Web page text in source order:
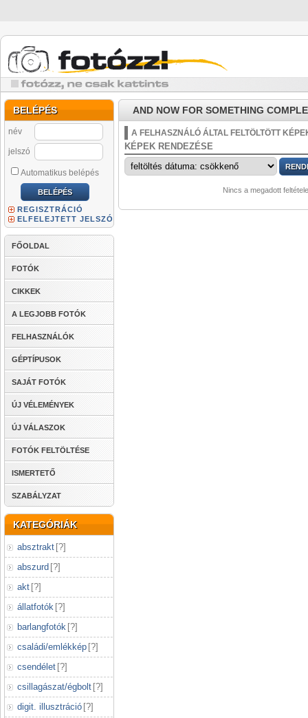
BELÉPÉS
név
jelszó
Automatikus belépés
REGISZTRÁCIÓ
ELFELEJTETT JELSZÓ
FŐOLDAL
FOTÓK
CIKKEK
A LEGJOBB FOTÓK
FELHASZNÁLÓK
GÉPTÍPUSOK
SAJÁT FOTÓK
ÚJ VÉLEMÉNYEK
ÚJ VÁLASZOK
FOTÓK FELTÖLTÉSE
ISMERTETŐ
SZABÁLYZAT
KATEGÓRIÁK
absztrakt [?]
abszurd [?]
akt [?]
állatfotók [?]
barlangfotók [?]
családi/emlékkép [?]
csendélet [?]
csillagászat/égbolt [?]
digit. illusztráció [?]
AND NOW FOR SOMETHING
A FELHASZNÁLÓ ÁLTAL FELTÖLTÖTT
KÉPEK RENDEZÉSE
Nincs a megadott